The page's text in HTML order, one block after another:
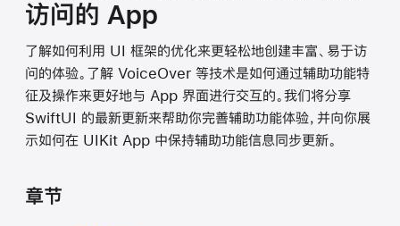
访问的 App
了解如何利用 UI 框架的优化来更轻松地创建丰富、易于访
问的体验。了解 VoiceOver 等技术是如何通过辅助功能特
征及操作来更好地与 App 界面进行交互的。我们将分享
SwiftUI 的最新更新来帮助你完善辅助功能体验，并向你展
示如何在 UIKit App 中保持辅助功能信息同步更新。
章节